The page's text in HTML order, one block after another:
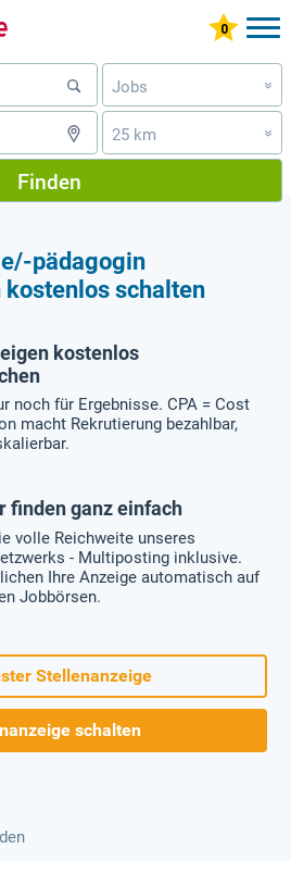
Jobs »
25 km »
Finden
pädagogin
schalten
kostenlos
noch für Ergebnisse. CPA = Cost
macht Rekrutierung bezahlbar,
finden ganz einfach
volle Reichweite unseres
- Multiposting inklusive.
Ihre Anzeige automatisch auf
Jobbörsen.
Stellenanzeige
schalten